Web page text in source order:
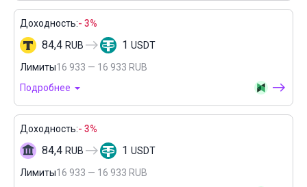
Доходность:- 3%
84,4 RUB 1 USDT
Лимиты16 933 — 16 933 RUB
Подробнее
Доходность:- 3%
84,4 RUB 1 USDT
Лимиты16 933 — 16 933 RUB